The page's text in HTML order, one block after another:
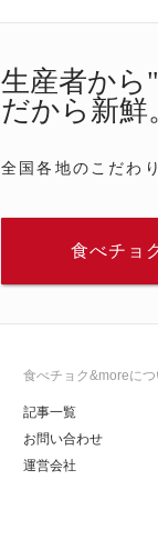
生産者から
だから新鮮
全国各地のこだわ
食べチョ
食べチョク&moreにつ
記事一覧
お問い合わせ
運営会社